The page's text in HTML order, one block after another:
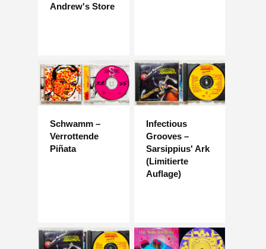
Andrew's Store
Schwamm –
Verrottende
Piñata
Infectious
Grooves –
Sarsippius' Ark
(Limitierte
Auflage)